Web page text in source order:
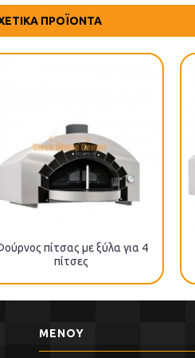
ΠΡΟΪΌΝΤΑ
πίτσας με ξύλα για 4
πίτσες
ΜΕΝΟΥ